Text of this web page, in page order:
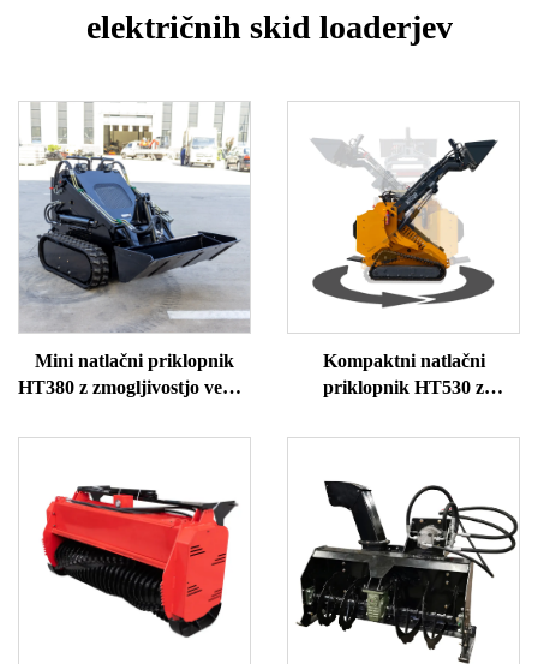
električnih skid loaderjev
Mini natlačni priklopnik
HT380 z zmogljivostjo vedra
Kompaktni natlačni
priklopnik HT530 z